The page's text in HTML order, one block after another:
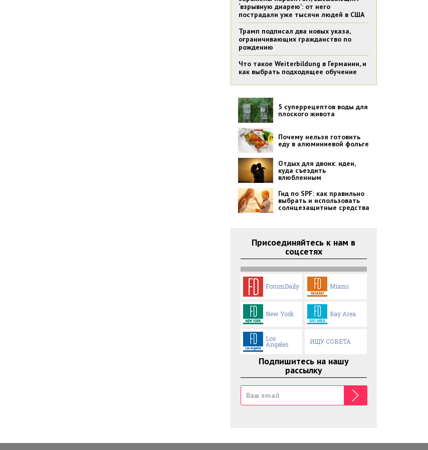
‘взрывную диарею’: от него
пострадали уже тысячи людей в США
Трамп подписал два новых указа,
ограничивающих гражданство по
рождению
Что такое Weiterbildung в Германии, и
как выбрать подходящее обучение
5 суперрецептов воды для
плоского живота
Почему нельзя готовить
еду в алюминиевой фольге
Отдых для двоих: идеи,
куда съездить
влюбленным
Гид по SPF: как правильно
выбрать и использовать
солнцезащитные средства
Присоединяйтесь к нам в
соцсетях
ForumDaily Miami
New York Bay Area
Los
Angeles ИЩУ СОВЕТА
Подпишитесь на нашу
рассылку